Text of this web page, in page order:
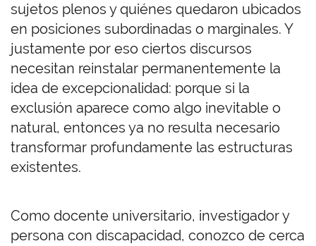
sujetos plenos y quiénes quedaron ubicados
en posiciones subordinadas o marginales. Y
justamente por eso ciertos discursos
necesitan reinstalar permanentemente la
idea de excepcionalidad: porque si la
exclusión aparece como algo inevitable o
natural, entonces ya no resulta necesario
transformar profundamente las estructuras
existentes.
Como docente universitario, investigador y
persona con discapacidad, conozco de cerca